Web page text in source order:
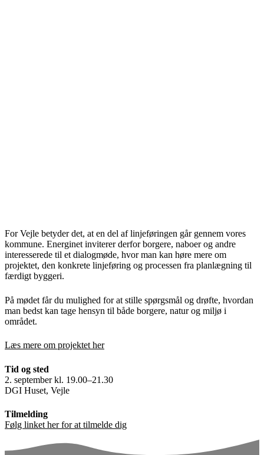
For Vejle betyder det, at en del af linjeføringen går gennem vores
kommune. Energinet inviterer derfor borgere, naboer og andre
interesserede til et dialogmøde, hvor man kan høre mere om
projektet, den konkrete linjeføring og processen fra planlægning til
færdigt byggeri.
På mødet får du mulighed for at stille spørgsmål og drøfte, hvordan
man bedst kan tage hensyn til både borgere, natur og miljø i
området.
Læs mere om projektet her
Tid og sted
2. september kl. 19.00–21.30
DGI Huset, Vejle
Tilmelding
Følg linket her for at tilmelde dig